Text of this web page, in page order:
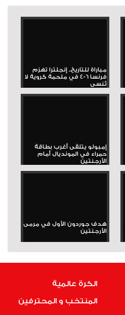
مباراة للتاريخ.. إنجلترا تهزم
فرنسا 6-4 في ملحمة كروية لا
تُنسى
إمبولو يتلقى أغرب بطاقة
حمراء في المونديال أمام
الأرجنتين
هدف جوردون الأول في مرمى
الأرجنتين
الكرة عالمية
المنتخب و المحترفين